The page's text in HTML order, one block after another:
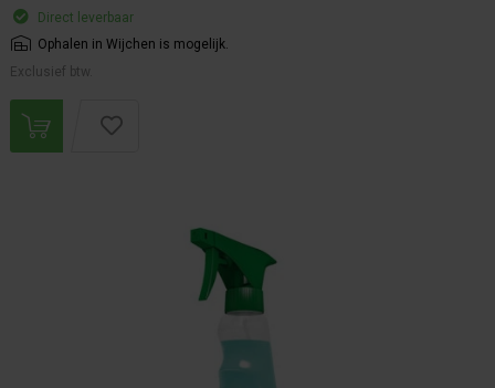
Direct leverbaar
Ophalen in Wijchen is mogelijk.
Exclusief btw.